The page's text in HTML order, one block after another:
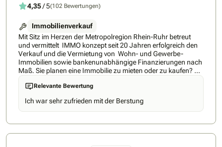
4,35/ 5(102 Bewertungen)
Immobilienverkauf
Mit Sitz im Herzen der Metropolregion Rhein-Ruhr betreut
und vermittelt IMMO konzept seit 20 Jahren erfolgreich den
Verkauf und die Vermietung von Wohn- und Gewerbe-
Immobilien sowie bankenunabhängige Finanzierungen nach
Maß. Sie planen eine Immobilie zu mieten oder zu kaufen? Sie
suchen einen solventen Käufer oder Mieter? Dann verlassen
Sie sich in Zukunft auf einen kompetenten, engagierten und
Relevante Bewertung
Ich war sehr zufrieden mit der Berstung